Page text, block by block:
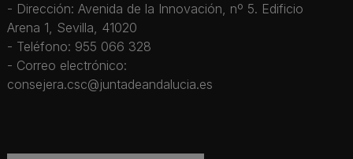
- Dirección: Avenida de la Innovación, nº 5. Edificio
Arena 1, Sevilla, 41020
- Teléfono: 955 066 328
- Correo electrónico:
consejera.csc@juntadeandalucia.es